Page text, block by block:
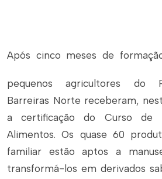
Após cinco meses de
pequenos agricultores do
Barreiras Norte receberam,
a certificação do Curso de
Alimentos. Os quase 60
familiar estão aptos a
transformá-los em derivados